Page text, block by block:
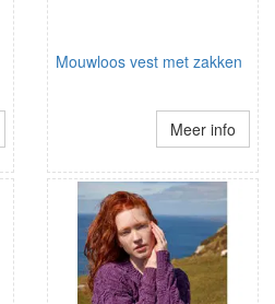
Mouwloos vest met zakken
Meer info